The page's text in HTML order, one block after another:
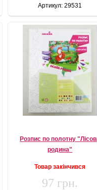
Артикул: 29531
Розпис по полотну
родина"
Товар закінчився
97 грн.